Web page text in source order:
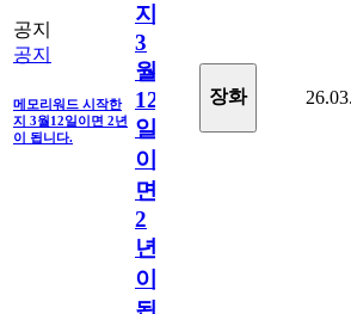
공지
공지
메모리워드 시작한
지 3월12일이면 2년
이 됩니다.
지
3
월
12
일
이
면
2
년
이
장화